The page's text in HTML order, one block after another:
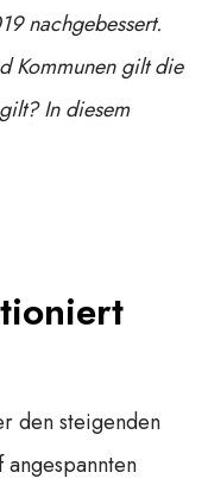
nachgebessert.
Kommunen gilt die
In diesem
den steigenden